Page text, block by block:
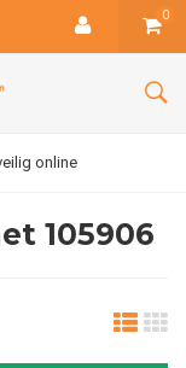
0
online
105906